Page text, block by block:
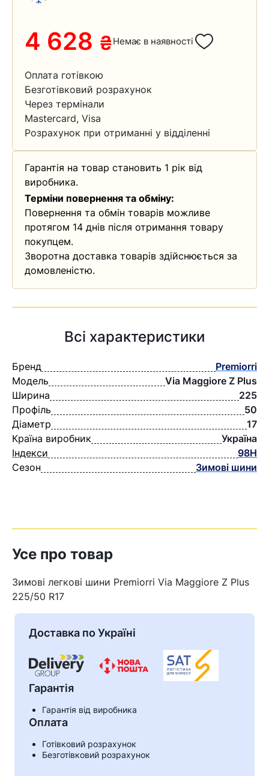
Кошик
У кошику немає товарів.
4 628 ₴Немає в наявності
Оплата готівкою
Безготівковий розрахунок
Через термінали
Mastercard, Visa
Розрахунок при отриманні у відділенні
Гарантія на товар становить 1 рік від
виробника.
Терміни повернення та обміну:
Повернення та обмін товарів можливе
протягом 14 днів після отримання товару
покупцем.
Зворотна доставка товарів здійснюється за
домовленістю.
Всі характеристики
Бренд
Premiorri
Модель
Via Maggiore Z Plus
Ширина
225
Профіль
50
Діаметр
17
Країна виробник
Україна
Індекси
98H
Сезон
Зимові шини
Усе про товар
Зимові легкові шини Premiorri Via Maggiore Z Plus
225/50 R17
Доставка по Україні
Гарантія
Гарантія від виробника
Оплата
Готівковий розрахунок
Безготівковий розрахунок